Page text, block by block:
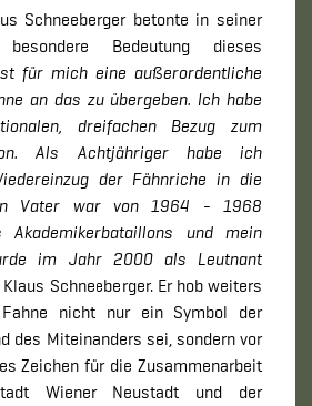
Schneeberger betonte in seiner
Bedeutung dieses
für mich eine außerordentliche
an das zu übergeben. Ich habe
dreifachen Bezug zum
Als Achtjähriger habe ich
der Fähnriche in die
Vater war von 1964 - 1968
Akademikerbataillons und mein
im Jahr 2000 als Leutnant
Schneeberger. Er hob weiters
nicht nur ein Symbol der
des Miteinanders sei, sondern vor
Zeichen für die Zusammenarbeit
Wiener Neustadt und der